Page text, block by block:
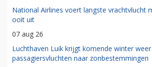
National Airlines voert langste vrachtvlucht
ooit uit
07 aug 26
Luchthaven Luik krijgt komende winter weer
passagiersvluchten naar zonbestemmingen